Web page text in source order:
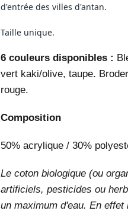
d'entrée des villes d'antan.
Taille unique.
6 couleurs disponibles :
vert kaki/olive, taupe.
rouge.
Composition
50% acrylique / 30%
Le coton biologique (ou
artificiels, pesticides ou
un maximum d'eau. En